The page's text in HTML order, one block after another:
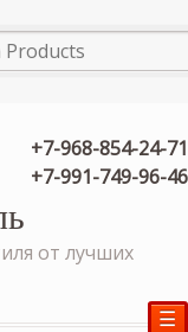
+7-968-854-24-71
+7-991-749-96-46
от лучших
☰